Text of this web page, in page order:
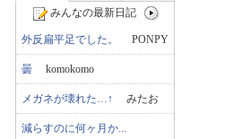
みんなの最新日記
外反扁平足でした。 PONPY
曇 komokomo
メガネが壊れた…↑ みたお
減らすのに何ヶ月か...